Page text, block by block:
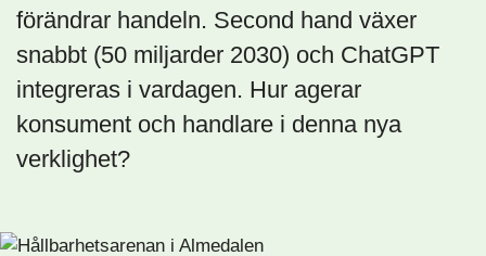
förändrar handeln. Second hand växer
snabbt (50 miljarder 2030) och ChatGPT
integreras i vardagen. Hur agerar
konsument och handlare i denna nya
verklighet?